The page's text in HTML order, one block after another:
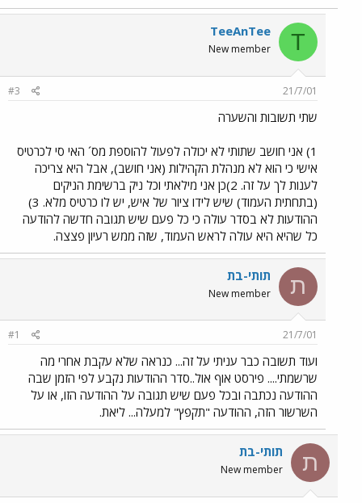
T
TeeAnTee
New member
21/7/01
#3
שתי תשובות והשערה
1) אני חושב שתותי לא יכולה לפעול להוספת מס´ האי סי לכרטיס
אישי כי הוא לא מנהלת הקהילות (אני חושב), אבל היא צריכה
לענות לך על זה. 2)כן אני מילאתי וכל ניק ברשימת הניקים
(בתחתית העמוד) שיש לידו ציור של איש, יש לו כרטיס מלא. 3)
ההודעות לא בסדר עולה כי כל פעם שיש תגובה חדשה להודעה
כל שהיא היא עולה לראש העמוד, שזה ממש רעיון פצצה.
ת תותי-בת
New member
21/7/01
#1
ועוד תשובה כבר עניתי על זה... כנראה שלא עקבת אחרי מה
שרשמתי.... פירסט אוף אול..סדר ההודעות נקבע לפי הזמן שבה
ההודעה נכתבה ובכל פעם שיש תגובה על ההודעה הזו, או על
השרשור הזה, ההודעה "תקפץ" למעלה... ליאת.
ת תותי-בת
New member